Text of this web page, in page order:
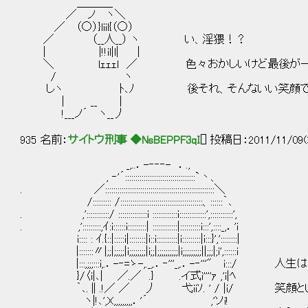
／ ノ ヽ＼
／ （○）}liil{（○）
／ （__人__） ヽ い、淫猥！？
| |!!il|l| |
＼ lｪｪｪl ／ 色々おかしいけど最後が一番
/ ヽ
しヽ ﾄ､ﾉ 後それ、そんないい笑顔で言う
!___ノ´ ヽ__丿
935 名前： サイトウ刑事 ◆NsBEPPF3qI [] 投稿日：2011/11/
_,..．-‐‐‐- ．.,
, ‐'´::::::::::::::::::::::::::::::::::`丶、
. ／:::::::::::::::::::::::::::::::::::::::::::::::::::::＼
/::::::::: /::::::::::::::::::::::::::::::::::::::::、::::::｀､
. ,':::::::::::/ ::::::::::::::i ::::::::::::i:::::::::::::',:::::::::::',
. ,':::::::::,ｲ:i::::::i:::::::::| ::::::::::::|::::::::::i:::',::::_,．'i
i:::: : ｲ.{::|:::::i|::::::::|i::i::::::::::|i:::::::::|i:::}','::::::::|
|:::::::〃|;;|;;;;;|i;;;;;;;;|i;;|;;;;;;;;;;|i;;;;;;;;;||;;;|;i',::::::i
|:::,;;;:::i,.．-‐=ゝ-,._,.．‐'''_,.．-‐'''" i:::/ 人生は楽し
}/〈i|､| ／.／ .} .イ式i''''ｧ ,'i|ﾍ
｀､.∥.!／ ／ 丿 弋iiｿ. ' / |i/ 笑顔ということはそ
ヽ|!､',X,,,,,,,,,．'´ ,'ソi!